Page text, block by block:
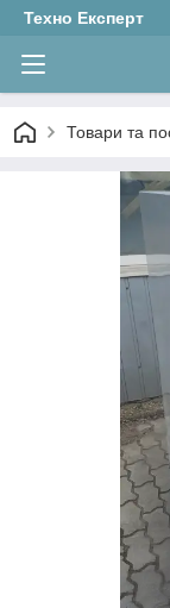
Техно Експерт
Товари та